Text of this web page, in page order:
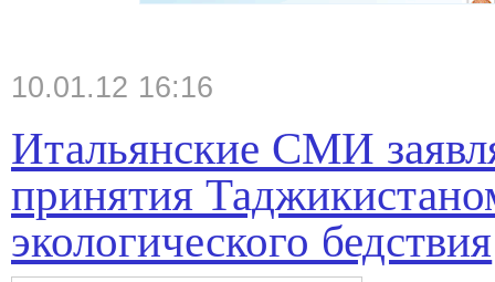
10.01.12 16:16
Итальянские СМИ
принятия
экологического бедствия